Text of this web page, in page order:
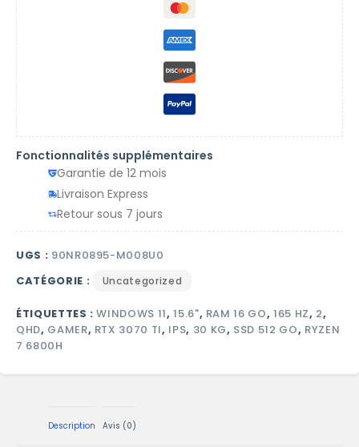
Fonctionnalités supplémentaires
Garantie de 12 mois
Livraison Express
Retour sous 7 jours
UGS : 90NR0895-M008U0
CATÉGORIE :
Uncategorized
ÉTIQUETTES :WINDOWS 11,15.6", RAM 16 GO, 165 HZ, 2,
QHD, GAMER, RTX 3070 TI, IPS, 30 KG, SSD 512 GO, RYZEN
7 6800H
Description Avis (0)